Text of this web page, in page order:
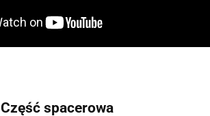
Część spacerowa